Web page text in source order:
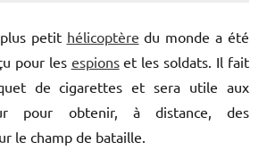
petit hélicoptère du monde a été
pour les espionset les soldats. Il fait
de cigarettes et sera utile aux
pour obtenir, à distance, des
le champ de bataille.